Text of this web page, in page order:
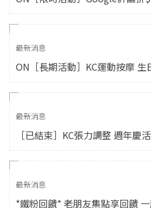
最新消息
ON［長期活動］KC運動按摩 生
最新消息
［已結束］KC張力調整 週年慶
最新消息
*鐵粉回饋* 老朋友集點享回饋